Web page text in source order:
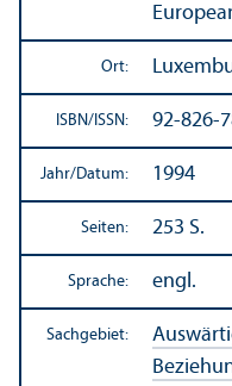
Ort:
ISBN/ ISSN: 92-826-
Jahr/Datum: 1994
Seiten: 253 S.
Sprache: engl.
Sachgebiet: